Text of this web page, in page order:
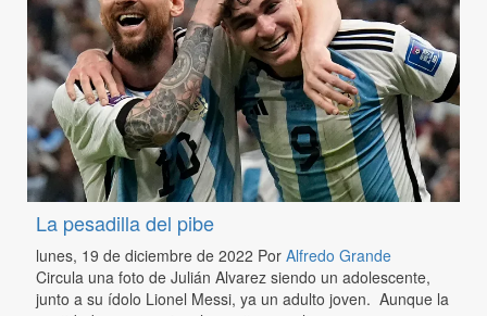
La pesadilla del pibe
lunes, 19 de diciembre de 2022 Por Alfredo Grande
Circula una foto de Julián Alvarez siendo un adolescente,
junto a su ídolo Lionel Messi, ya un adulto joven. Aunque la